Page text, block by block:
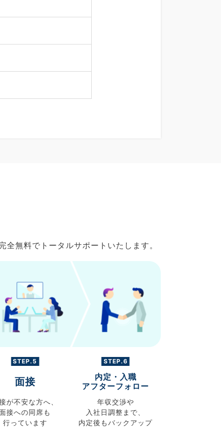
無料でトータルサポートいたします。
STEP.5
面接
が不安な方へ、
接への同席も
行っています
STEP.6
内定・入職
アフターフォロー
年収交渉や
入社日調整まで、
内定後もバックアップ